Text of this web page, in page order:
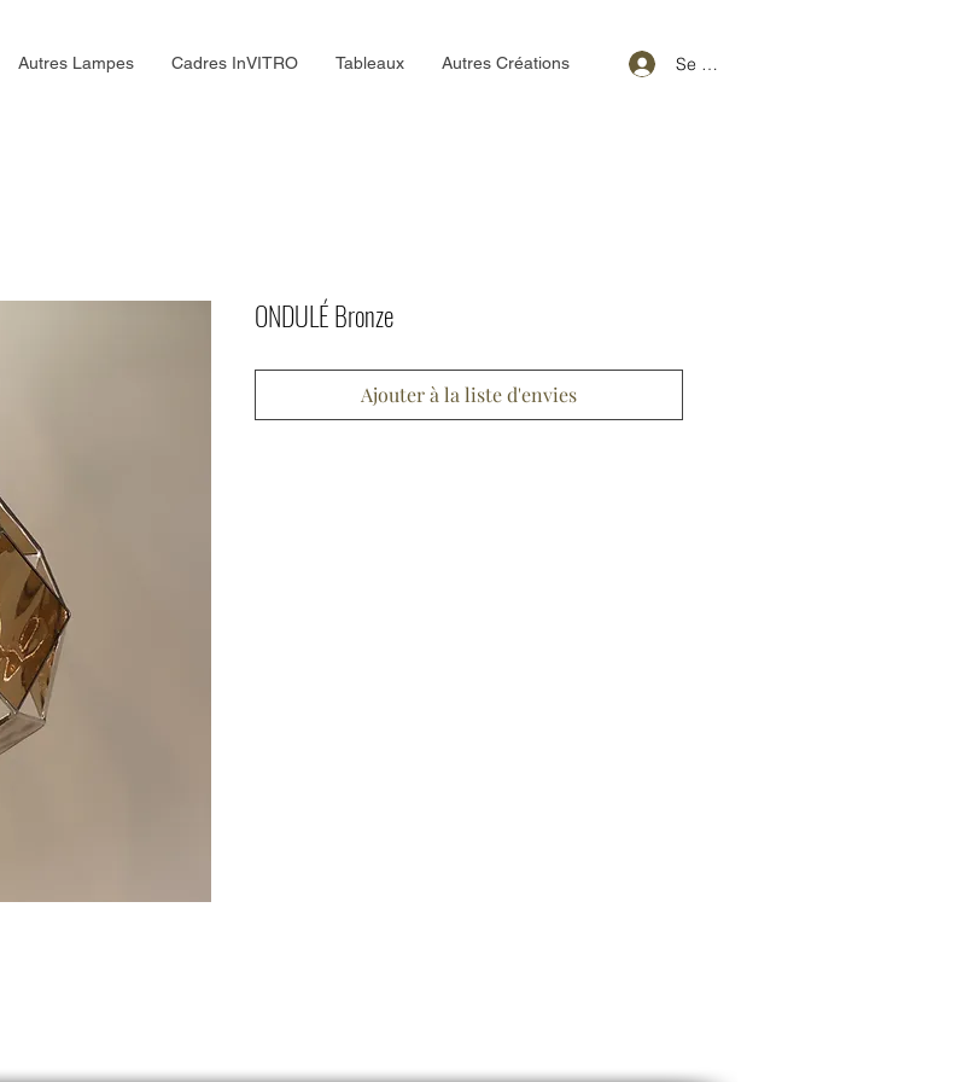
Autres Lampes Cadres InVITRO Tableaux Autres Créations Se connecter
ONDULÉ Bronze
Ajouter à la liste d'envies